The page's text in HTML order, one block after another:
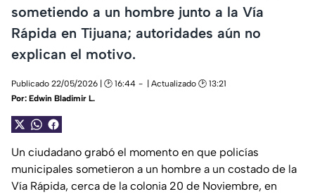
sometiendo a un hombre junto a la Vía
Rápida en Tijuana; autoridades aún no
explican el motivo.
Publicado 22/05/2026 | 🕑 16:44
| Actualizado 🕑 13:21
Por: Edwin Bladimir L.
Un ciudadano grabó el momento en que policías
municipales sometieron a un hombre a un costado de la
Vía Rápida, cerca de la colonia 20 de Noviembre, en